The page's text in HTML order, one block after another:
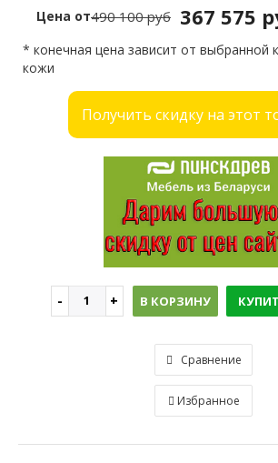
Цена от 367 575
490 100 руб
* конечная цена зависит от выбранной
кожи
Получить скидку на этот
В КОРЗИНУ
Сравнение
Избранное